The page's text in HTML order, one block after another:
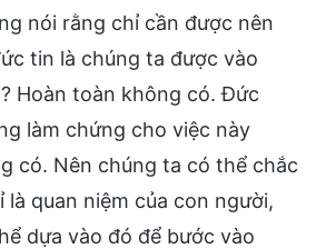
nói rằng chỉ cần được nên
tin là chúng ta được vào
Hoàn toàn không có. Đức
làm chứng cho việc này
có. Nên chúng ta có thể chắc
là quan niệm của con người,
dựa vào đó để bước vào